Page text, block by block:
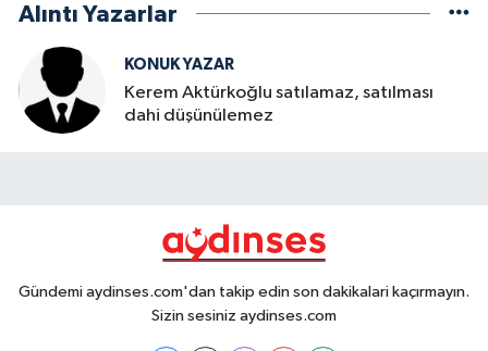
Alıntı Yazarlar
KONUK YAZAR
Kerem Aktürkoğlu satılamaz, satılması
dahi düşünülemez
Gündemi aydinses.com'dan takip edin son dakikalari kaçırmayın.
Sizin sesiniz aydinses.com